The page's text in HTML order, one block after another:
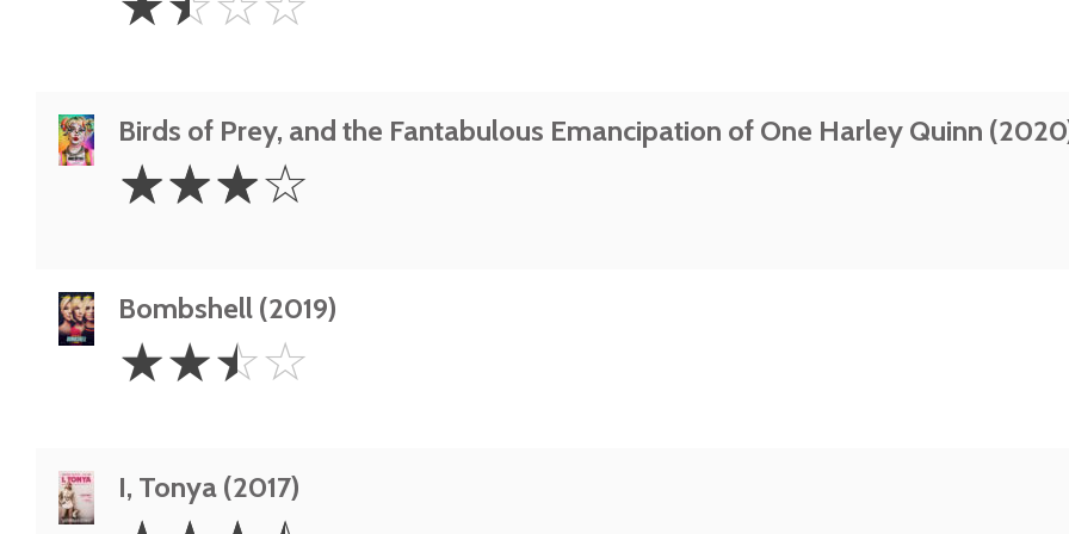
Stars
Birds of Prey, and the Fantabulous Emancipation of One Harley Quinn
Stars
☆☆☆☆
Bombshell (2019)
2.5
Stars
☆☆☆☆
I, Tonya (2017)
3.5